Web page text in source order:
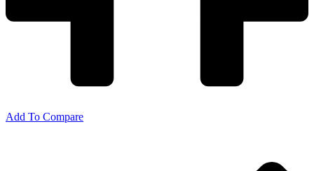
Add To Compare